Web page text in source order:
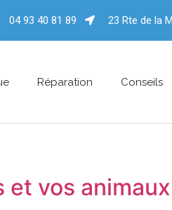
04 93 40 81 89 23 Rte de la
Réparation Conseils
vos